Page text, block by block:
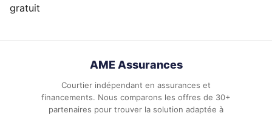
gratuit
AME Assurances
Courtier indépendant en assurances et
financements. Nous comparons les offres de 30+
partenaires pour trouver la solution adaptée à